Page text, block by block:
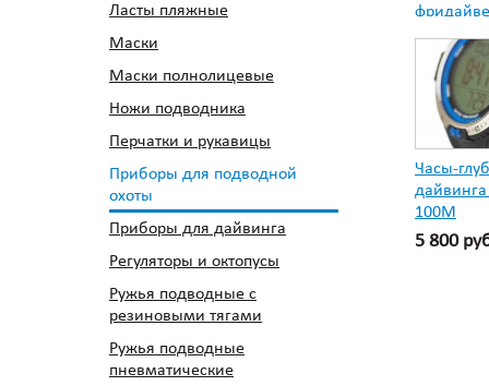
Ласты пляжные
Маски
Маски полнолицевые
Ножи подводника
Перчатки и рукавицы
Приборы для подводной
охоты
Приборы для дайвинга
Регуляторы и октопусы
Ружья подводные с
резиновыми тягами
Ружья подводные
пневматические
Часы-
дайвинга
100М
5 800